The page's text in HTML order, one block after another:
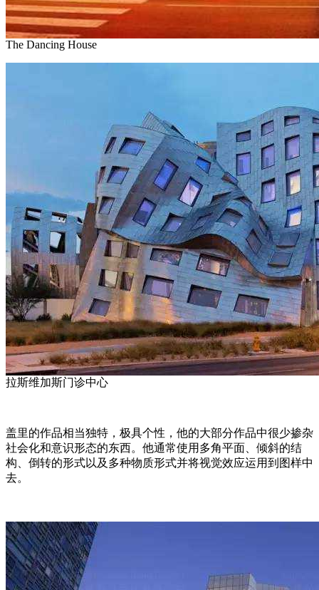
The Dancing House
拉斯维加斯门诊中心
盖里的作品相当独特，极具个性，他的大部分作品中很少掺杂
社会化和意识形态的东西。他通常使用多角平面、倾斜的结
构、倒转的形式以及多种物质形式并将视觉效应运用到图样中
去。